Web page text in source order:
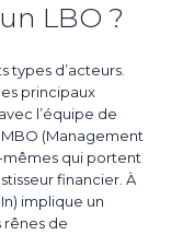
LBO ?
types d’acteurs.
principaux
l’équipe de
MBO (Management
mêmes qui portent
financier. À
implique un
de